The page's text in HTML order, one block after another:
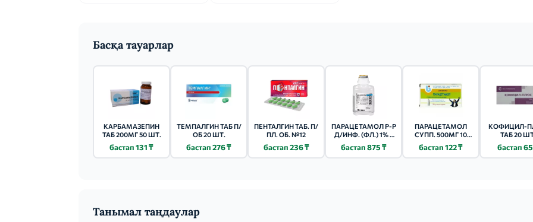
Басқа тауарлар
КАРБАМАЗЕПИН
ТАБ 200МГ 50 ШТ.
бастап 131 ₸
ТЕМПАЛГИН ТАБ П/
ОБ 20 ШТ.
бастап 276 ₸
ПЕНТАЛГИН ТАБ. П/
ПЛ. ОБ. №12
бастап 236 ₸
ПАРАЦЕТАМОЛ Р-Р
Д/ИНФ. (ФЛ.) 1% -
бастап 875 ₸
ПАРАЦЕТАМОЛ
СУПП. 500МГ 10
бастап 122 ₸
КОФИЦИЛ-
ТАБ 20
бастап
Танымал таңдаулар